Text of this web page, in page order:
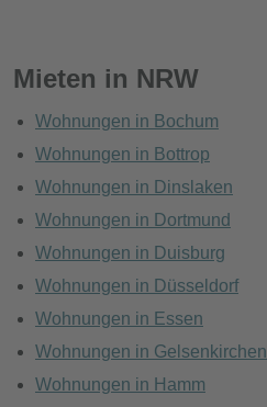
Mieten in NRW
Wohnungen in Bochum
Wohnungen in Bottrop
Wohnungen in Dinslaken
Wohnungen in Dortmund
Wohnungen in Duisburg
Wohnungen in Düsseldorf
Wohnungen in Essen
Wohnungen in Gelsenkirchen
Wohnungen in Hamm